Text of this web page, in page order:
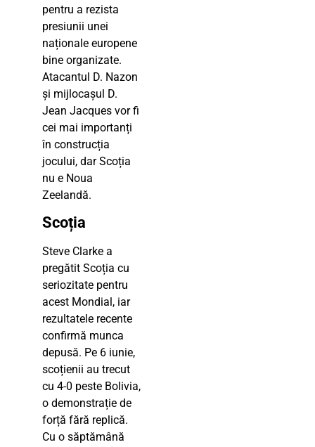
pentru a rezista
presiunii unei
naționale europene
bine organizate.
Atacantul D. Nazon
și mijlocașul D.
Jean Jacques vor fi
cei mai importanți
în construcția
jocului, dar Scoția
nu e Noua
Zeelandă.
Scoția
Steve Clarke a
pregătit Scoția cu
seriozitate pentru
acest Mondial, iar
rezultatele recente
confirmă munca
depusă. Pe 6 iunie,
scoțienii au trecut
cu 4-0 peste Bolivia,
o demonstrație de
forță fără replică.
Cu o săptămână